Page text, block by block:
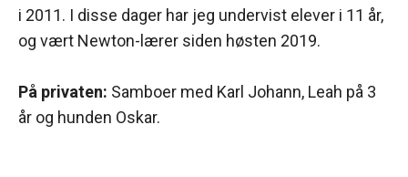
i 2011. I disse dager har jeg undervist elever i 11 år,
og vært Newton-lærer siden høsten 2019.
På privaten: Samboer med Karl Johann, Leah på 3
år og hunden Oskar.